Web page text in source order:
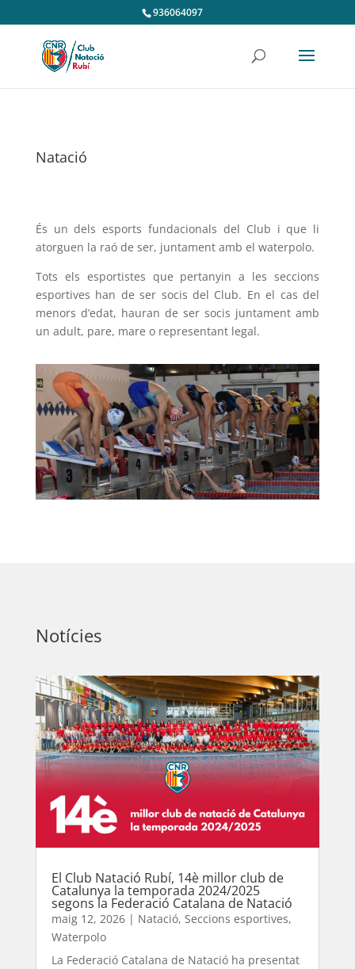
936064097
Natació
És un dels esports fundacionals del Club i que li
atorguen la raó de ser, juntament amb el waterpolo.
Tots els esportistes que pertanyin a les seccions
esportives han de ser socis del Club. En el cas del
menors d’edat, hauran de ser socis juntament amb
un adult, pare, mare o representant legal.
Notícies
El Club Natació Rubí, 14è millor club de
Catalunya la temporada 2024/2025
segons la Federació Catalana de Natació
maig 12, 2026| Natació, Seccions esportives,
Waterpolo
La Federació Catalana de Natació ha presentat